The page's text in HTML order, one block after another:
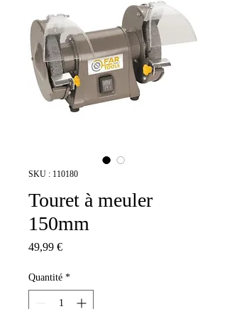
SKU : 110180
Touret à meuler
150mm
49,99 €Prix
Quantité *